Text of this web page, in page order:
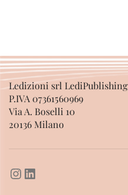
Ledizioni srl LediPublishing
P.IVA 07361560969
Via A. Boselli 10
20136 Milano